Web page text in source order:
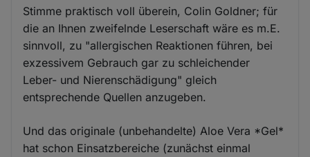
Stimme praktisch voll überein, Colin Goldner; für
die an Ihnen zweifelnde Leserschaft wäre es m.E.
sinnvoll, zu "allergischen Reaktionen führen, bei
exzessivem Gebrauch gar zu schleichender
Leber- und Nierenschädigung" gleich
entsprechende Quellen anzugeben.
Und das originale (unbehandelte) Aloe Vera *Gel*
hat schon Einsatzbereiche (zunächst einmal